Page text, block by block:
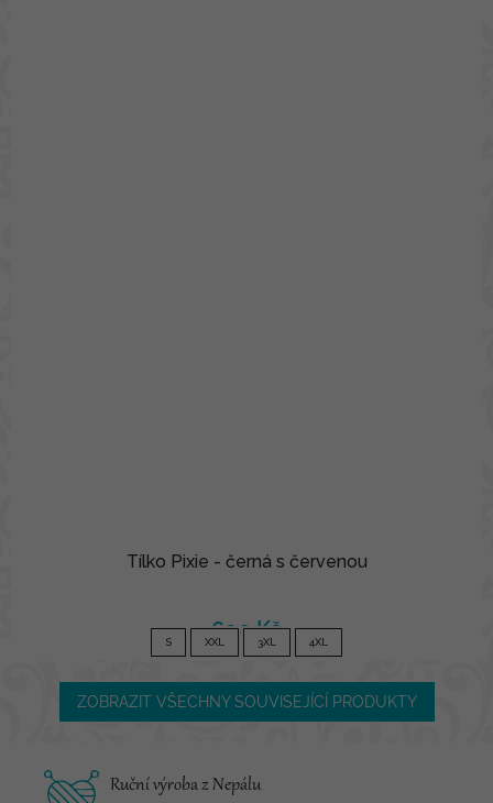
Tílko Pixie - černá s červenou
690 Kč
S XXL 3XL 4XL
ZOBRAZIT VŠECHNY SOUVISEJÍCÍ PRODUKTY
Ruční výroba z Nepálu